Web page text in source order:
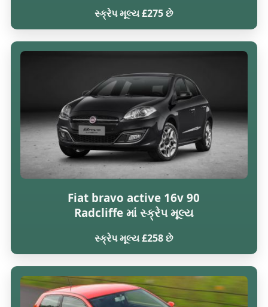
સ્ક્રેપ મૂલ્ય £275 છે
Fiat bravo active 16v 90
Radcliffe માં સ્ક્રેપ મૂલ્ય
સ્ક્રેપ મૂલ્ય £258 છે